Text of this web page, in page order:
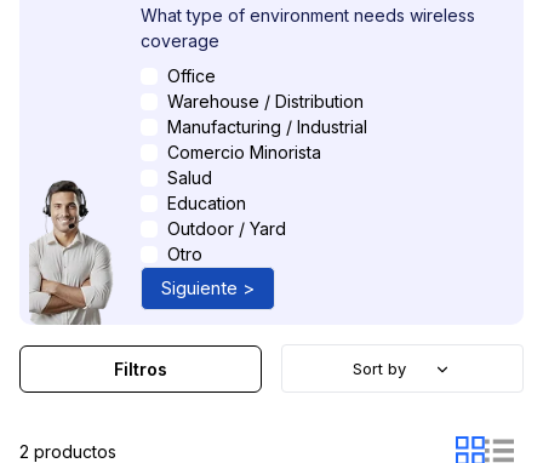
What type of environment needs wireless
coverage
Office
Warehouse / Distribution
Manufacturing / Industrial
Comercio Minorista
Salud
Education
Outdoor / Yard
Otro
Siguiente >
2 productos
Filtros Sort by